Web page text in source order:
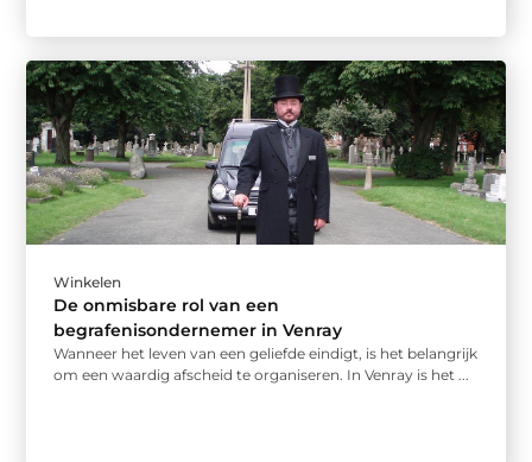
Winkelen
De onmisbare rol van een
begrafenisondernemer in Venray
Wanneer het leven van een geliefde eindigt, is het belangrijk
om een waardig afscheid te organiseren. In Venray is het ...